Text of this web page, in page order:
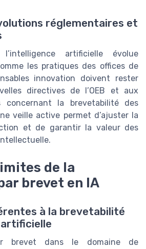
réglementaires et
artificielle évolue
les pratiques des offices de
innovation doivent rester
directives de l’OEB et aux
concernant la brevetabilité des
veille active permet d’ajuster la
et de garantir la valeur des
de la
brevet en IA
à la brevetabilité
brevet dans le domaine de